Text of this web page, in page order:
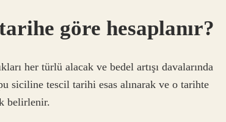
göre hesaplanır?
her türlü alacak ve bedel artışı davalarında
siciline tescil tarihi esas alınarak ve o tarihte
belirlenir.